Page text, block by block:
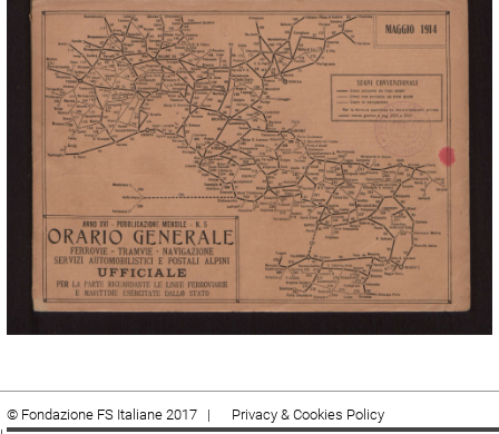
© Fondazione FS Italiane 2017 |
Privacy & Cookies Policy